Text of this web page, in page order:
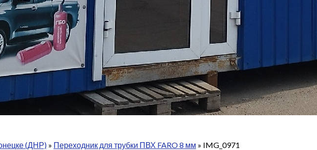
(ДНР)» Переходник для трубки ПВХ FARO 8 мм » IMG_0971